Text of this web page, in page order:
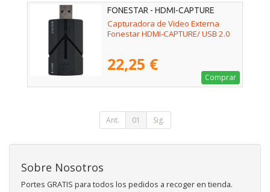
FONESTAR - HDMI-CAPTURE
Capturadora de Video Externa
Fonestar HDMI-CAPTURE/ USB 2.0
22,25 €
Comprar
Ant. 01 Sig.
Sobre Nosotros
Portes GRATIS para todos los pedidos a recoger en tienda.